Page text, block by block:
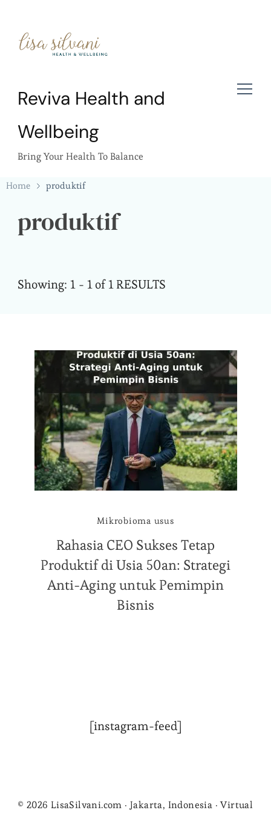
Reviva Health and
Wellbeing
Bring Your Health To Balance
Home produktif
produktif
Showing: 1 - 1 of 1 RESULTS
Mikrobioma usus
Rahasia CEO Sukses Tetap
Produktif di Usia 50an: Strategi
Anti-Aging untuk Pemimpin
Bisnis
[instagram-feed]
© 2026 LisaSilvani.com · Jakarta, Indonesia · Virtual